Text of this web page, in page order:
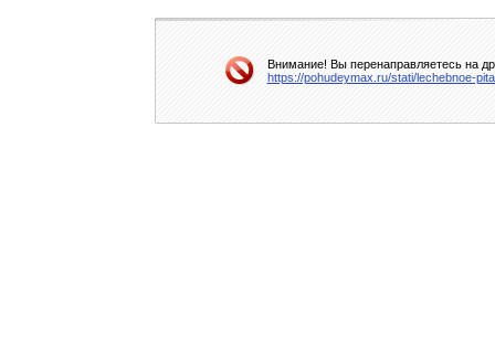
Внимание! Вы перенаправляетесь на
https://pohudeymax.ru/stati/lechebnoe-